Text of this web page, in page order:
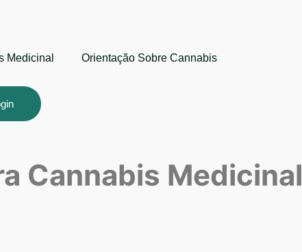
Medicinal Orientação Sobre Cannabis
Cannabis Medicinal